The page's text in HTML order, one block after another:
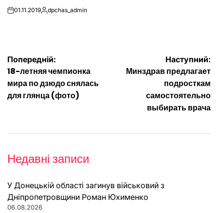
on01.11.2019Опубліковано
dpchas_admin
Навігація
записів
Попередній:
18-летняя чемпионка
мира по дзюдо снялась
для глянца (фото)
Наступний:
Минздрав предлагает
подросткам
самостоятельно
выбирать врача
Недавні записи
У Донецькій області загинув військовий з
Дніпропетровщини Роман Юхименко
06.08.2026